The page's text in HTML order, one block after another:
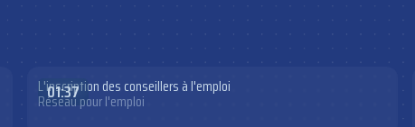
01:37
L'inscription des conseillers à l'emploi
Réseau pour l'emploi